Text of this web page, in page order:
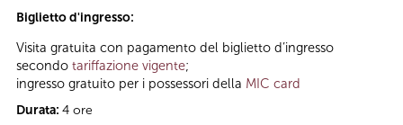
Biglietto d'ingresso:
Visita gratuita con pagamento del biglietto d’ingresso
secondo tariffazione vigente;
ingresso gratuito per i possessori della MIC card
Durata: 4 ore